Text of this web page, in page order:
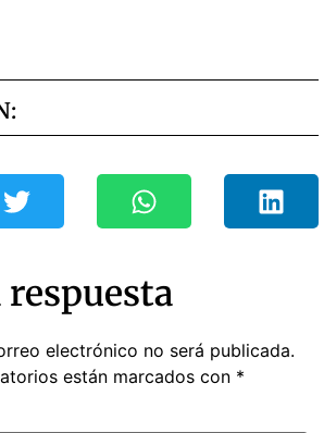
respuesta
electrónico no será publicada.
están marcados con *